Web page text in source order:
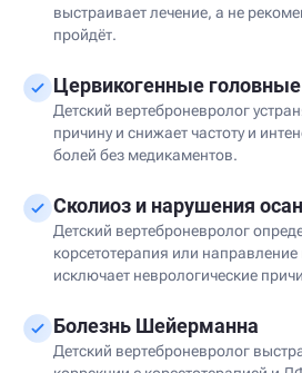
выстраивает лечение, а не
пройдёт.
Цервикогенные
Детский вертеброневролог
причину и снижает частоту и
болей без медикаментов.
Сколиоз и нарушения
Детский вертеброневролог
корсетотерапия или направление
исключает неврологические
Болезнь Шейерманна
Детский вертеброневролог